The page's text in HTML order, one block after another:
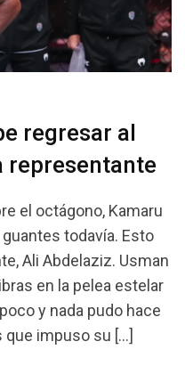
regresar al
representante
el octágono, Kamaru
todavía. Esto
Ali Abdelaziz. Usman
en la pelea estelar
y nada pudo hace
impuso su […]